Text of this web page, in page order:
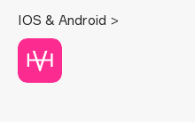
Dolce & Gabbana
Dolomit
Dorco
IOS & Android >